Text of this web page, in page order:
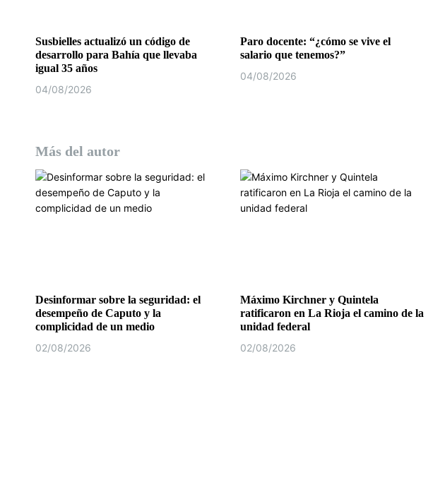
a
d
a
Susbielles actualizó un código de
desarrollo para Bahía que llevaba
igual 35 años
04/08/2026
Paro docente: “¿cómo se vive el
salario que tenemos?”
04/08/2026
Más del autor
Desinformar sobre la seguridad: el
desempeño de Caputo y la
complicidad de un medio
02/08/2026
Máximo Kirchner y Quintela
ratificaron en La Rioja el camino de la
unidad federal
02/08/2026